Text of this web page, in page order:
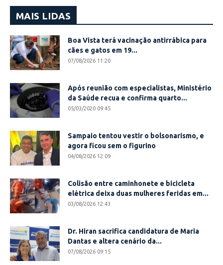
MAIS LIDAS
Boa Vista terá vacinação antirrábica para
cães e gatos em 19...
07/08/2026 11:20
Após reunião com especialistas, Ministério
da Saúde recua e confirma quarto...
05/03/2020 09:45
Sampaio tentou vestir o bolsonarismo, e
agora ficou sem o figurino
04/08/2026 12:09
Colisão entre caminhonete e bicicleta
elétrica deixa duas mulheres feridas em...
03/08/2026 12:43
Dr. Hiran sacrifica candidatura de Maria
Dantas e altera cenário da...
07/08/2026 09:15